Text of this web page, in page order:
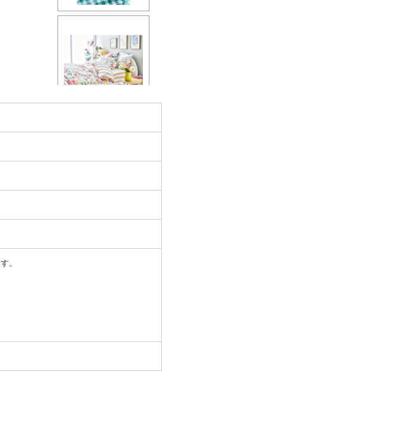
。